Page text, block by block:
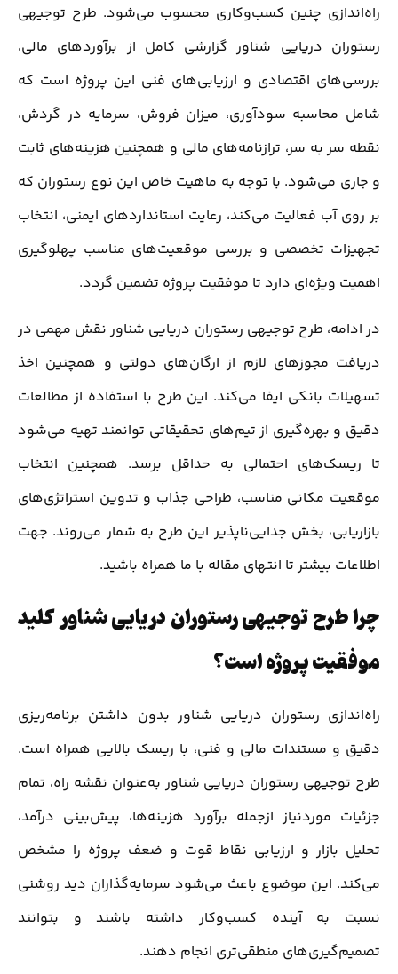
راه‌اندازی چنین کسب‌وکاری محسوب می‌شود. طرح توجیهی
رستوران دریایی شناور گزارشی کامل از برآوردهای مالی،
بررسی‌های اقتصادی و ارزیابی‌های فنی این پروژه است که
شامل محاسبه سودآوری، میزان فروش، سرمایه در گردش،
نقطه سر به سر، ترازنامه‌های مالی و همچنین هزینه‌های ثابت
و جاری می‌شود. با توجه به ماهیت خاص این نوع رستوران که
بر روی آب فعالیت می‌کند، رعایت استانداردهای ایمنی، انتخاب
تجهیزات تخصصی و بررسی موقعیت‌های مناسب پهلوگیری
اهمیت ویژه‌ای دارد تا موفقیت پروژه تضمین گردد.
در ادامه، طرح توجیهی رستوران دریایی شناور نقش مهمی در
دریافت مجوزهای لازم از ارگان‌های دولتی و همچنین اخذ
تسهیلات بانکی ایفا می‌کند. این طرح با استفاده از مطالعات
دقیق و بهره‌گیری از تیم‌های تحقیقاتی توانمند تهیه می‌شود
تا ریسک‌های احتمالی به حداقل برسد. همچنین انتخاب
موقعیت مکانی مناسب، طراحی جذاب و تدوین استراتژی‌های
بازاریابی، بخش جدایی‌ناپذیر این طرح به شمار می‌روند. جهت
اطلاعات بیشتر تا انتهای مقاله با ما همراه باشید.
چرا طرح توجیهی رستوران دریایی شناور کلید
موفقیت پروژه است؟
راه‌اندازی رستوران دریایی شناور بدون داشتن برنامه‌ریزی
دقیق و مستندات مالی و فنی، با ریسک بالایی همراه است.
طرح توجیهی رستوران دریایی شناور به‌عنوان نقشه راه، تمام
جزئیات موردنیاز ازجمله برآورد هزینه‌ها، پیش‌بینی درآمد،
تحلیل بازار و ارزیابی نقاط قوت و ضعف پروژه را مشخص
می‌کند. این موضوع باعث می‌شود سرمایه‌گذاران دید روشنی
نسبت به آینده کسب‌وکار داشته باشند و بتوانند
تصمیم‌گیری‌های منطقی‌تری انجام دهند.